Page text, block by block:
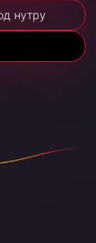
нутру